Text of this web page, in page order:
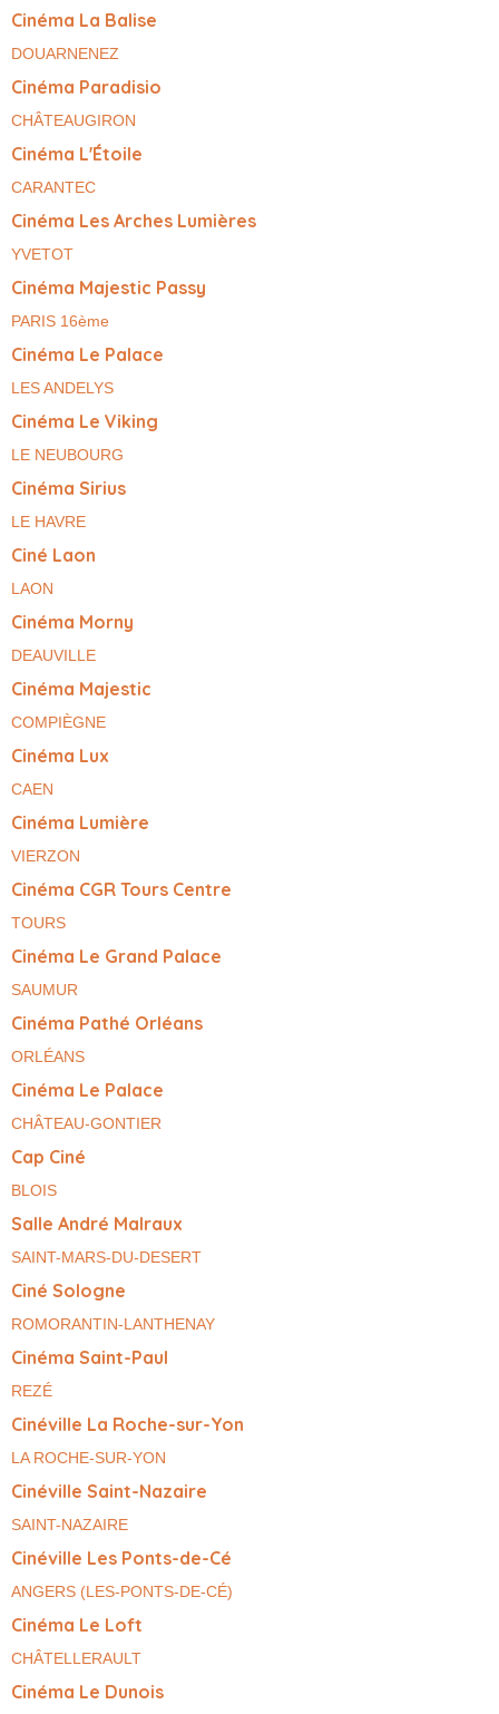
Cinéma La Balise
DOUARNENEZ
Cinéma Paradisio
CHÂTEAUGIRON
Cinéma L'Étoile
CARANTEC
Cinéma Les Arches Lumières
YVETOT
Cinéma Majestic Passy
PARIS 16ème
Cinéma Le Palace
LES ANDELYS
Cinéma Le Viking
LE NEUBOURG
Cinéma Sirius
LE HAVRE
Ciné Laon
LAON
Cinéma Morny
DEAUVILLE
Cinéma Majestic
COMPIÈGNE
Cinéma Lux
CAEN
Cinéma Lumière
VIERZON
Cinéma CGR Tours Centre
TOURS
Cinéma Le Grand Palace
SAUMUR
Cinéma Pathé Orléans
ORLÉANS
Cinéma Le Palace
CHÂTEAU-GONTIER
Cap Ciné
BLOIS
Salle André Malraux
SAINT-MARS-DU-DESERT
Ciné Sologne
ROMORANTIN-LANTHENAY
Cinéma Saint-Paul
REZÉ
Cinéville La Roche-sur-Yon
LA ROCHE-SUR-YON
Cinéville Saint-Nazaire
SAINT-NAZAIRE
Cinéville Les Ponts-de-Cé
ANGERS (LES-PONTS-DE-CÉ)
Cinéma Le Loft
CHÂTELLERAULT
Cinéma Le Dunois